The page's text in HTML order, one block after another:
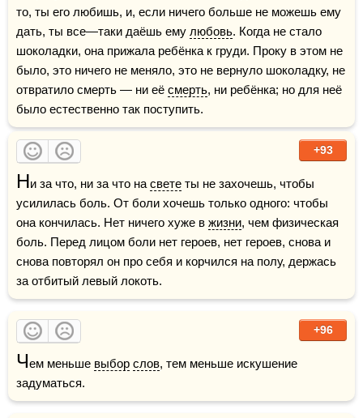
то, ты его любишь, и, если ничего больше не можешь ему
дать, ты все—таки даёшь ему любовь. Когда не стало
шоколадки, она прижала ребёнка к груди. Проку в этом не
было, это ничего не меняло, это не вернуло шоколадку, не
отвратило смерть — ни её смерть, ни ребёнка; но для неё
было естественно так поступить.
+93
Ни за что, ни за что на свете ты не захочешь, чтобы
усилилась боль. От боли хочешь только одного: чтобы
она кончилась. Нет ничего хуже в жизни, чем физическая
боль. Перед лицом боли нет героев, нет героев, снова и
снова повторял он про себя и корчился на полу, держась
за отбитый левый локоть.
+96
Чем меньше выбор слов, тем меньше искушение
задуматься.